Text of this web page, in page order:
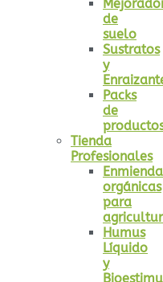
de
suelo
Sustratos
y
Packs
de
Tienda
Profesionales
orgánicas
para
Humus
Líquido
y